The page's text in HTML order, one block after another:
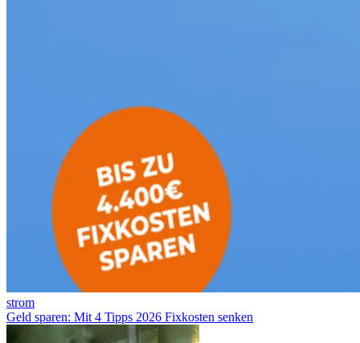
strom
Geld sparen: Mit 4 Tipps 2026 Fixkosten senken